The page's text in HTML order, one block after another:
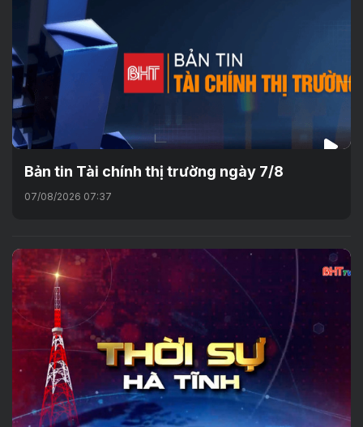
Bản tin Tài chính thị trường ngày 7/8
07/08/2026 07:37